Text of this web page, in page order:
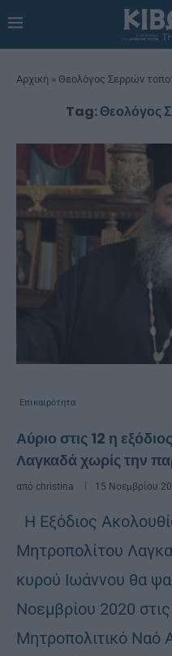
Αρχική » Θεολόγος Σερρών
Tag:Θεολόγος
Επικαιρότητα
Αύριο στις 12 η
Λαγκαδά χωρίς την
από christina 15 Νοεμβρίου
Η Εξόδιος
Μητροπολίτου
κυρού Ιωάννου θα
Νοεμβρίου 2020
Μητροπολιτικό Ναό